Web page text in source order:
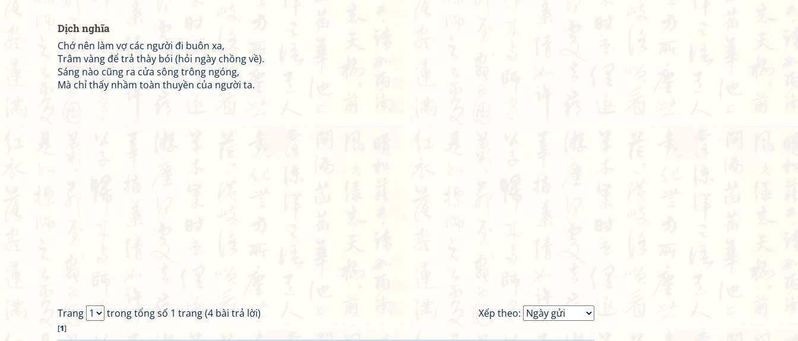
Dịch nghĩa
Chớ nên làm vợ các người đi buôn xa,
Trâm vàng để trả thày bói (hỏi ngày chồng về).
Sáng nào cũng ra cửa sông trông ngóng,
Mà chỉ thấy nhầm toàn thuyền của người ta.
Xếp theo:
Trang trong tổng số 1 trang (4 bài trả lời)
[1]